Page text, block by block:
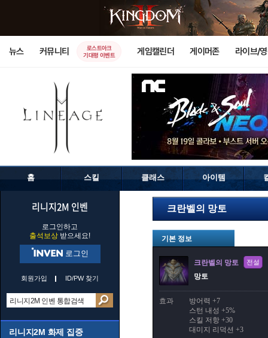
뉴스 커뮤니티
로스트아크
기대평 이벤트
게임캘린더 게이머존 라이브/
홈 스킬 클래스 아이템
리니지2M 인벤
로그인하고
출석보상 받으세요!
로그인
회원가입 ID/PW 찾기
리니지2M 화제 집중
크란벨의 망토
기본 정보
크란벨의 망토 전설
망토
효과
방어력 +7
스턴 내성 +5%
스킬 저항 +30
대미지 리덕션 +3